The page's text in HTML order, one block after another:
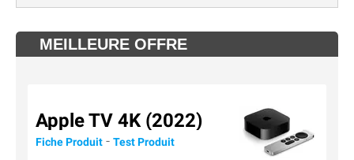
MEILLEURE OFFRE
Apple TV 4K (2022)
Fiche Produit - Test Produit